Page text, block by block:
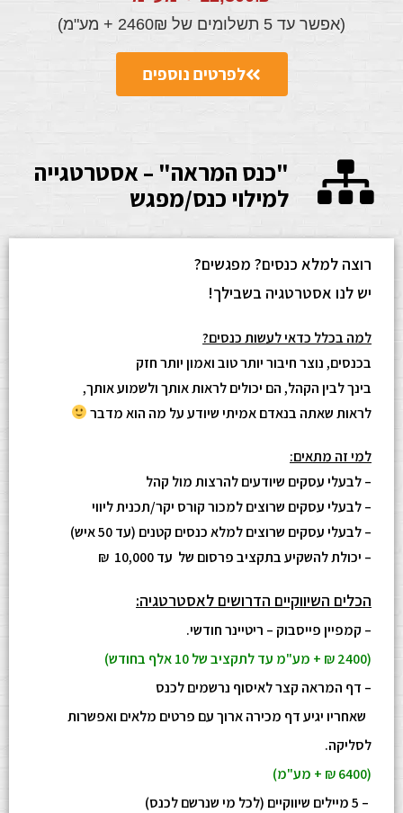
(אפשר עד 5 תשלומים של 2460₪ + מע"מ)
לפרטים נוספים
"כנס המראה" – אסטרטגייה
למילוי כנס/מפגש
רוצה למלא כנסים? מפגשים?
יש לנו אסטרטגיה בשבילך!
למה בכלל כדאי לעשות כנסים?
בכנסים, נוצר חיבור יותר טוב ואמון יותר חזק
בינך לבין הקהל, הם יכולים לראות אותך ולשמוע אותך,
לראות שאתה בנאדם אמיתי שיודע על מה הוא מדבר
למי זה מתאים:
– לבעלי עסקים שיודעים להרצות מול קהל
– לבעלי עסקים שרוצים למכור קורס יקר/תכנית ליווי
– לבעלי עסקים שרוצים למלא כנסים קטנים (עד 50 איש)
– יכולת להשקיע בתקציב פרסום של עד 10,000 ₪
הכלים השיווקיים הדרושים לאסטרטגיה:
– קמפיין פייסבוק – ריטיינר חודשי.
(2400 ₪ + מע"מ עד לתקציב של 10 אלף בחודש)
– דף המראה קצר לאיסוף נרשמים לכנס
שאחריו יגיע דף מכירה ארוך עם פרטים מלאים ואפשרות
לסליקה.
(6400 ₪ + מע"מ)
– 5 מיילים שיווקיים (לכל מי שנרשם לכנס)